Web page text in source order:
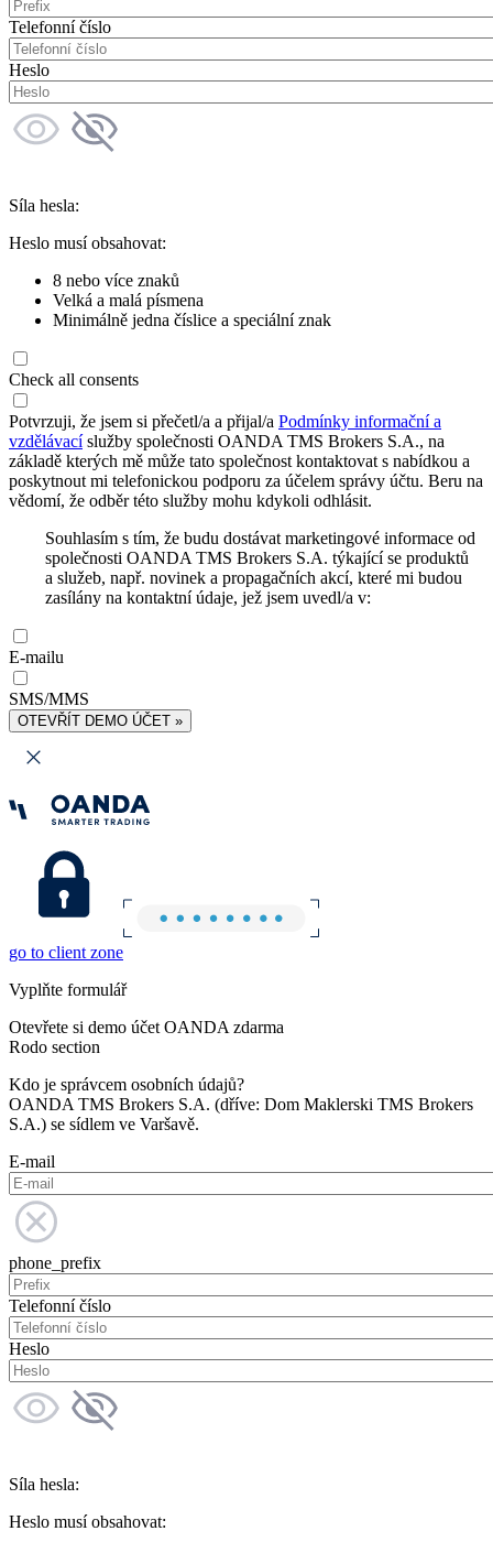
Telefonní číslo
Heslo
Síla hesla:
Heslo musí obsahovat:
8 nebo více znaků
Velká a malá písmena
Minimálně jedna číslice a speciální znak
Check all consents
Potvrzuji, že jsem si přečetl/a a přijal/a Podmínky informační a
vzdělávacíslužby společnosti OANDA TMS Brokers S.A., na
základě kterých mě může tato společnost kontaktovat s nabídkou a
poskytnout mi telefonickou podporu za účelem správy účtu. Beru na
vědomí, že odběr této služby mohu kdykoli odhlásit.
Souhlasím s tím, že budu dostávat marketingové informace od
společnosti OANDA TMS Brokers S.A. týkající se produktů
a služeb, např. novinek a propagačních akcí, které mi budou
zasílány na kontaktní údaje, jež jsem uvedl/a v:
E-mailu
SMS/MMS
OTEVŘÍT DEMO ÚČET »
go to client zone
Vyplňte formulář
Otevřete si demo účet OANDA zdarma
Rodo section
Kdo je správcem osobních údajů?
OANDA TMS Brokers S.A. (dříve: Dom Maklerski TMS Brokers
S.A.) se sídlem ve Varšavě.
E-mail
phone_prefix
Telefonní číslo
Heslo
Síla hesla:
Heslo musí obsahovat: